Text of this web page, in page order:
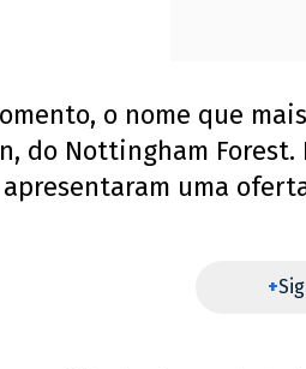
o nome que
do Nottingham Forest.
uma
+